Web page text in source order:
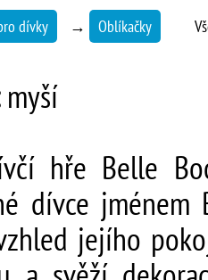
dívky → Oblíkačky
myší
hře Belle
dívce
jejího